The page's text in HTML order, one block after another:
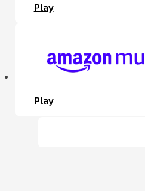
Play
Play